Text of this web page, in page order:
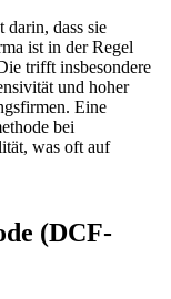
darin, dass sie
ist in der Regel
trifft insbesondere
und hoher
Eine
bei
was oft auf
(DCF-